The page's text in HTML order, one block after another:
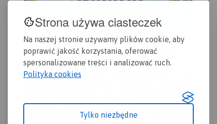
Strona używa ciasteczek
Na naszej stronie używamy plików cookie, aby
poprawić jakość korzystania, oferować
spersonalizowane treści i analizować ruch.
Polityka cookies
Tylko niezbędne